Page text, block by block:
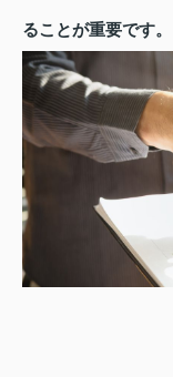
ることが重要です。